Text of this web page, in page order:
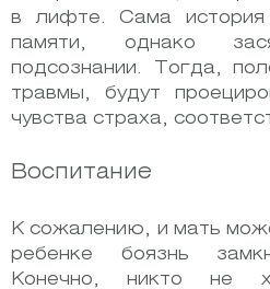
в лифте. Сама история
памяти, однако
подсознании. Тогда,
травмы, будут
чувства страха,
Воспитание
К сожалению, и мать
ребенке боязнь
Конечно, никто не